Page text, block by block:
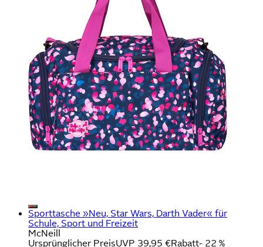
Sporttasche »Neu, Star Wars, Darth Vader« für
Schule, Sport und Freizeit
McNeill
Ursprünglicher PreisUVP 39,95 €Rabatt- 22 %